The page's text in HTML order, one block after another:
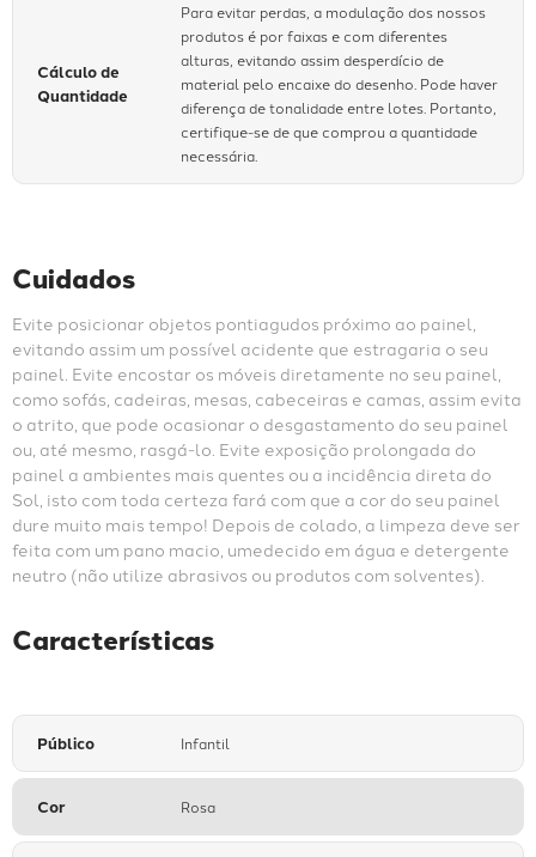
Cálculo de
Quantidade
Para evitar perdas, a modulação dos nossos
produtos é por faixas e com diferentes
alturas, evitando assim desperdício de
material pelo encaixe do desenho. Pode haver
diferença de tonalidade entre lotes. Portanto,
certifique-se de que comprou a quantidade
necessária.
Cuidados
Evite posicionar objetos pontiagudos próximo ao painel,
evitando assim um possível acidente que estragaria o seu
painel. Evite encostar os móveis diretamente no seu painel,
como sofás, cadeiras, mesas, cabeceiras e camas, assim evita
o atrito, que pode ocasionar o desgastamento do seu painel
ou, até mesmo, rasgá-lo. Evite exposição prolongada do
painel a ambientes mais quentes ou a incidência direta do
Sol, isto com toda certeza fará com que a cor do seu painel
dure muito mais tempo! Depois de colado, a limpeza deve ser
feita com um pano macio, umedecido em água e detergente
neutro (não utilize abrasivos ou produtos com solventes).
Características
Público Infantil
Cor Rosa